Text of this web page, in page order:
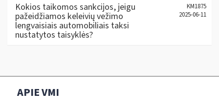
Kokios taikomos sankcijos, jeigu
pažeidžiamos keleivių vežimo
lengvaisiais automobiliais taksi
nustatytos taisyklės?
KM1875
2025-06-11
APIE VMI